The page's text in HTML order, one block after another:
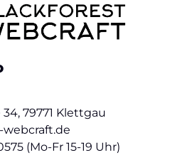
79771 Klettgau
(Mo-Fr 15-19 Uhr)